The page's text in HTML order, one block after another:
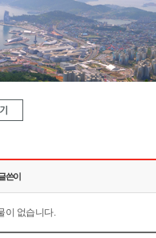
쓴이
이 없습니다.